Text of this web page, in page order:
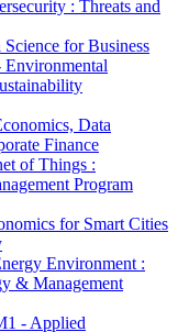
: Threats and
for Business
Data
Finance
of Things :
Program
for Smart Cities
Environment :
& Management
- Applied